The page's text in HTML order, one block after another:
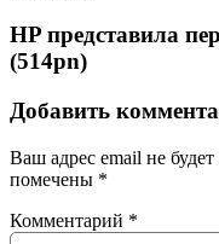
HP представила
(514pn)
Добавить
Ваш адрес email не
помечены *
Комментарий *